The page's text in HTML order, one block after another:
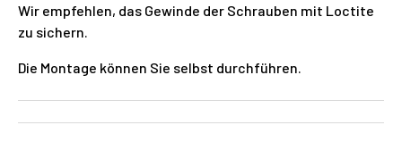
Wir empfehlen, das Gewinde der Schrauben mit Loctite
zu sichern.
Die Montage können Sie selbst durchführen.